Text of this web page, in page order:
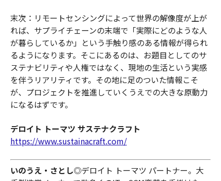
末次：リモートセンシングによって世界の解像度が上が
れば、サプライチェーンの末端で「実際にどのような人
が暮らしているか」という手触り感のある情報が得られ
るようになります。そこにあるのは、お題目としてのサ
ステナビリティや人権ではなく、現地の生活という実感
を伴うリアリティです。その地に足のついた情報こそ
が、プロジェクトを推進していくうえでの大きな原動力
になるはずです。
デロイト トーマツ サステナクラフト
https://www.sustainacraft.com/
いのうえ・さとし◎デロイト トーマツ パートナー。大